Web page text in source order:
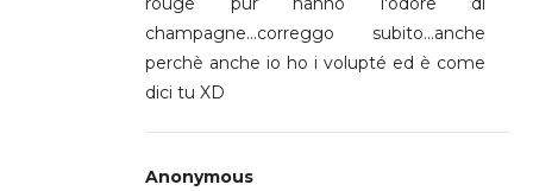
champagne...correggo subito...anche
perchè anche io ho i volupté ed è come
dici tu XD
Anonymous